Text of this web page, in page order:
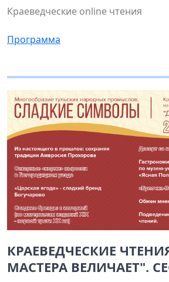
Краеведческие online чтения
Программа
КРАЕВЕДЧЕСКИЕ
МАСТЕРА ВЕЛИЧАЕТ".